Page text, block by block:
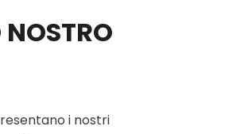
i nostri